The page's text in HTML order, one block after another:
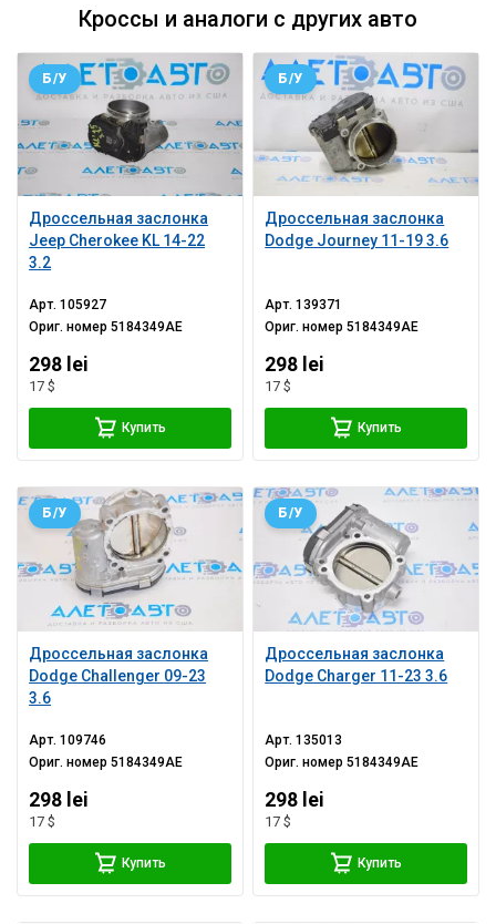
Кроссы и аналоги с других авто
Дроссельная заслонка
Jeep Cherokee KL 14-22
3.2
Б/У
Арт.105927
Ориг. номер5184349AE
298 lei
17 $
Купить
Дроссельная заслонка
Dodge Journey 11-19 3.6
Б/У
Арт.139371
Ориг. номер5184349AE
298 lei
17 $
Купить
Дроссельная заслонка
Dodge Challenger 09-23
3.6
Б/У
Арт.109746
Ориг. номер5184349AE
298 lei
17 $
Купить
Дроссельная заслонка
Dodge Charger 11-23 3.6
Б/У
Арт.135013
Ориг. номер5184349AE
298 lei
17 $
Купить